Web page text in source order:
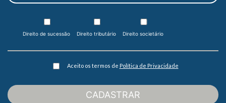
Direito de sucessão Direito tributário Direito societário
Aceito os termos de Política de Privacidade
CADASTRAR